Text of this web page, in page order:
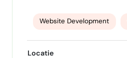
Website Development
Locatie